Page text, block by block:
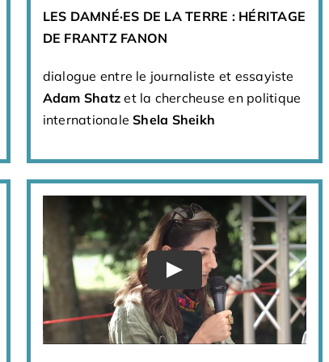
LES DAMNÉ·ES DE LA TERRE : HÉRITAGE
DE FRANTZ FANON
dialogue entre le journaliste et essayiste
Adam Shatz et la chercheuse en politique
internationaleShela Sheikh